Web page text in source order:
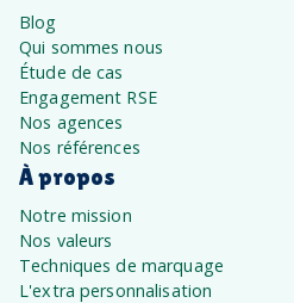
Blog
Qui sommes nous
Étude de cas
Engagement RSE
Nos agences
Nos références
À propos
Notre mission
Nos valeurs
Techniques de marquage
L'extra personnalisation